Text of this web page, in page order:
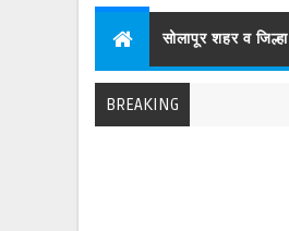
सोलापूर शहर व जिल्हा
BREAKING